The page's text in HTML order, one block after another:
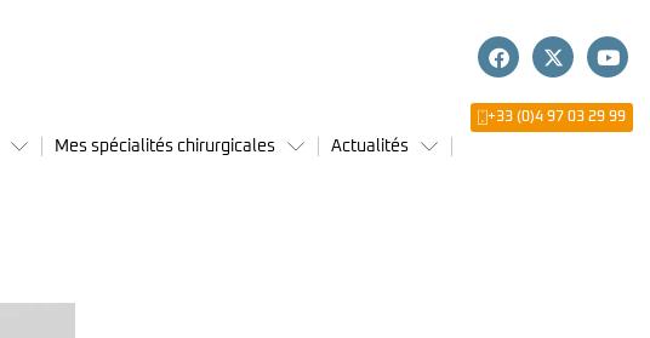
Mes spécialités chirurgicales Actualités
+33 (0)4 97 03 29 99